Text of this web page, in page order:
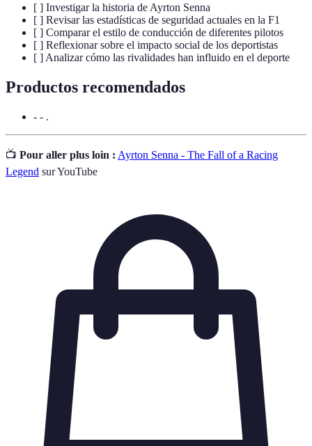
[ ] Investigar la historia de Ayrton Senna
[ ] Revisar las estadísticas de seguridad actuales en la F1
[ ] Comparar el estilo de conducción de diferentes pilotos
[ ] Reflexionar sobre el impacto social de los deportistas
[ ] Analizar cómo las rivalidades han influido en el deporte
Productos recomendados
- - .
📺 Pour aller plus loin : Ayrton Senna - The Fall of a Racing
Legend sur YouTube